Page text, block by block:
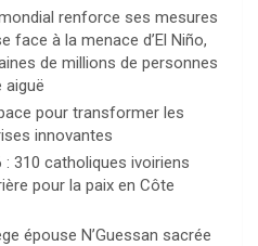
renforce ses mesures
face à la menace d’El Niño,
de millions de personnes
aiguë
pour transformer les
innovantes
310 catholiques ivoiriens
pour la paix en Côte
épouse N’Guessan sacrée